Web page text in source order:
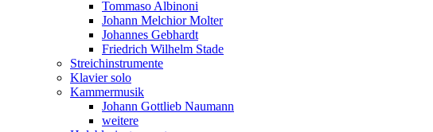
Tommaso Albinoni
Johann Melchior Molter
Johannes Gebhardt
Friedrich Wilhelm Stade
Streichinstrumente
Klavier solo
Kammermusik
Johann Gottlieb Naumann
weitere